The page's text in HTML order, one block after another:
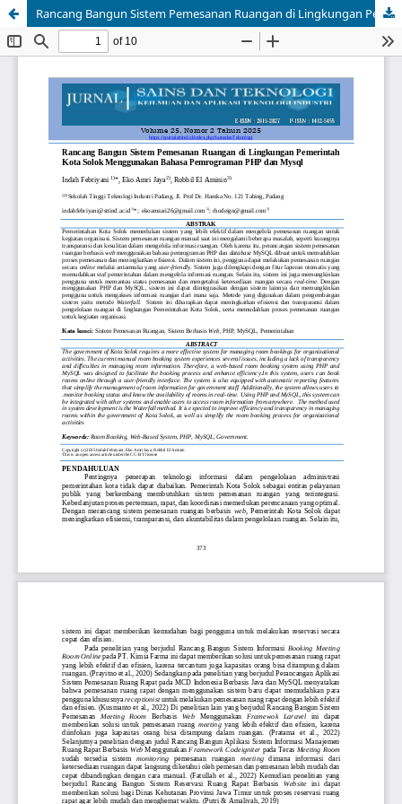
Rancang Bangun Sistem Pemesanan Ruangan di Lingkungan Pemerintah Kota Solok Menggunakan Bahasa Pemrograman PHP dan Mysql